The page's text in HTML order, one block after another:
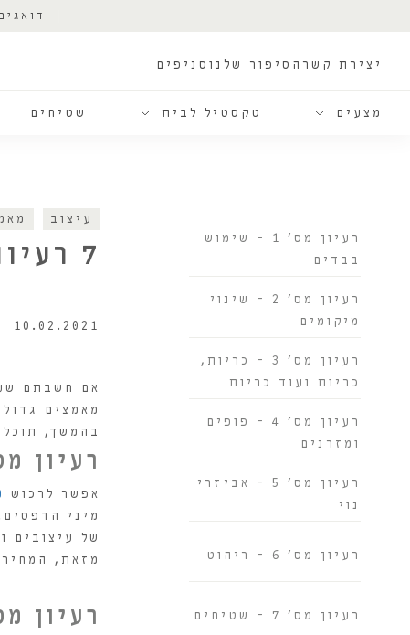
יצירת קשר הסיפור שלנוסניפים
מצעים טקסטיל לבית שטיחים
רעיון מס' 1 - שימוש
בבדים
רעיון מס' 2 - שינוי
מיקומים
רעיון מס' 3 - כריות,
כריות ועוד כריות
רעיון מס' 4 - פופים
ומזרנים
רעיון מס' 5 - אביזרי
נוי
רעיון מס' 6 - ריהוט
רעיון מס' 7 – שטיחים
עיצוב
7 רעיונות לעיצוב סלון הבית בפעולות פשוטות
10.02.2021
אם חשבתם
מאמצים
בהמשך,
רעיון מס' 1 - שימוש
אפשר לרכוש
מיני
של עיצובים
מזאת,
רעיון מס' 2 - שינוי